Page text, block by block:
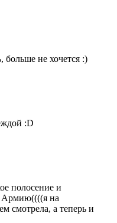
больше не хочется :)
:D
полосение и
Армию((((я на
смотрела, а теперь и